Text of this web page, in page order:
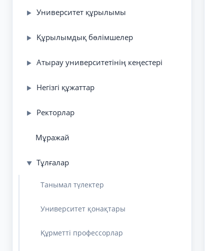
▶ Университет құрылымы
▶ Құрылымдық бөлімшелер
▶ Атырау университетінің кеңестері
▶ Негізгі құжаттар
▶ Ректорлар
Мұражай
▼ Тұлғалар
Танымал түлектер
Университет қонақтары
Құрметті профессорлар